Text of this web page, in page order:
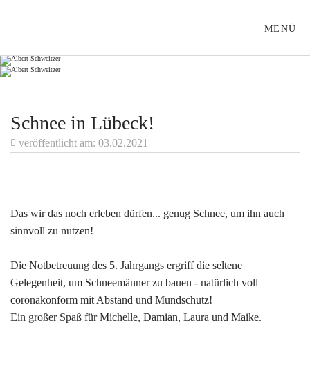
MENÜ
Schnee in Lübeck!
veröffentlicht am: 03.02.2021
Das wir das noch erleben dürfen... genug Schnee, um ihn auch
sinnvoll zu nutzen!
Die Notbetreuung des 5. Jahrgangs ergriff die seltene
Gelegenheit, um Schneemänner zu bauen - natürlich voll
coronakonform mit Abstand und Mundschutz!
Ein großer Spaß für Michelle, Damian, Laura und Maike.